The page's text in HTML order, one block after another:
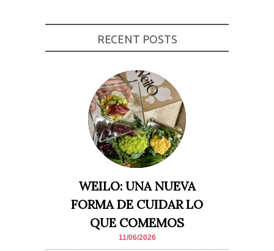
RECENT POSTS
WEILO: UNA NUEVA
FORMA DE CUIDAR LO
QUE COMEMOS
11/06/2026
durante tu
cookies,